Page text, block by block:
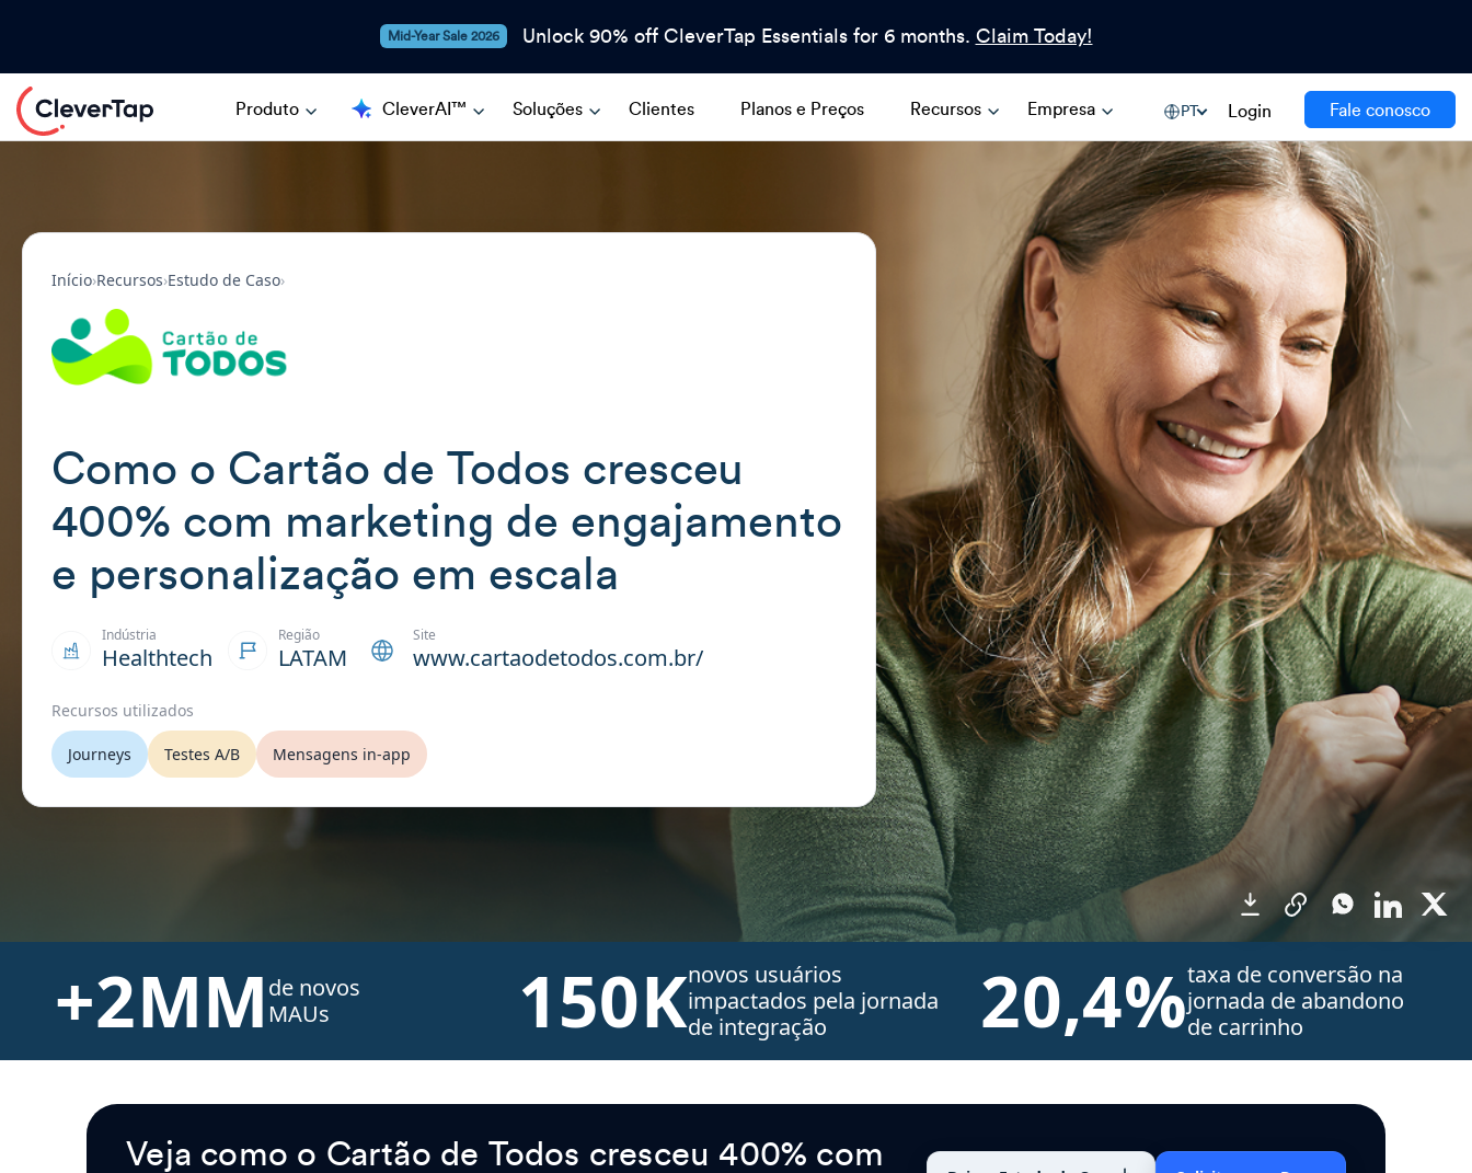
Mid-Year Sale 2026 Unlock 90% off CleverTap Essentials for 6 months. Claim Today!
Produto CleverAI™ Soluções Clientes Planos e Preços Recursos Empresa PT Login Fale conosco
Início›Recursos›Estudo de Caso›
Como o Cartão de Todos cresceu
400% com marketing de engajamento
e personalização em escala
Indústria
Healthtech
Região
LATAM
Site
www.cartaodetodos.com.br/
Recursos utilizados
Journeys Testes A/B Mensagens in-app
+2MM de novos
MAUs
150Knovos usuários
impactados pela jornada
de integração
20,4%taxa de conversão na
jornada de abandono
de carrinho
Veja como o Cartão de Todos cresceu 400% com